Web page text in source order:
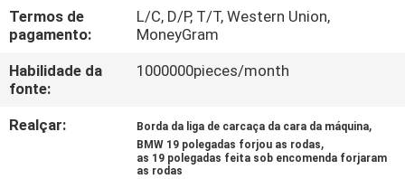
CONTACTE-
NOS
UMAS
Termos de
pagamento:
L/C, D/P, T/T, Western Union,
MoneyGram
Habilidade da
fonte:
1000000pieces/month
Realçar: Borda da liga de carcaça da cara da máquina,
BMW 19 polegadas forjou as rodas,
as 19 polegadas feita sob encomenda forjaram
as rodas